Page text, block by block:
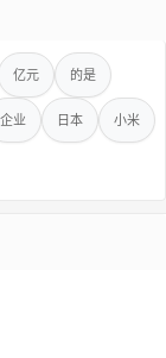
亿元 的是
企业 日本 小米